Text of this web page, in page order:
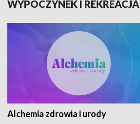
WYPOCZYNEK I REKREACJA
Alchemia zdrowia i urody